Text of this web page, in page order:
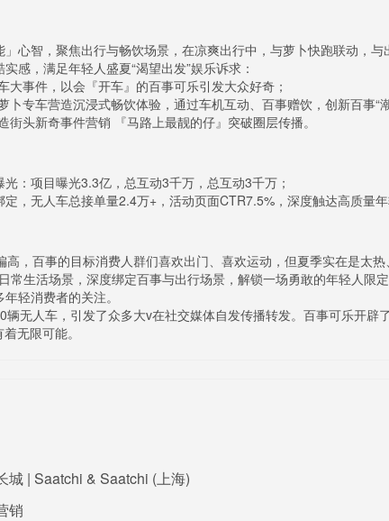
」心智，聚焦出行与畅饮场景，在凉爽出行中，与萝卜快跑联动，与
感，满足年轻人盛夏“渴望出发”娱乐诉求：
大事件，以会『开车』的百事可乐引发大众好奇；
卜专车营造沉浸式畅饮体验，通过车机互动、百事赠饮，创新百事“
街头新奇事件营销 『马路上最靓的仔』突破圈层传播。
：项目曝光3.3亿，总互动3千万，总互动3千万；
，无人车总接单量2.4万+，活动页面CTR7.5%，深度触达高质量年
高，百事的目标消费人群们喜欢出门、喜欢运动，但夏季实在是太
日常生活场景，深度绑定百事与出行场景，解锁一场勇敢的年轻人限
轻消费者的关注。
辆无人车，引发了众多大v在社交媒体自发传播转发。百事可乐开辟
无限可能。
城 | Saatchi & Saatchi (上海)
销